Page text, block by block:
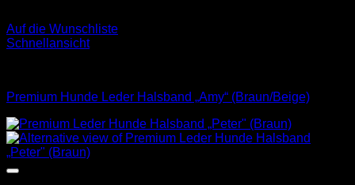
Auf die Wunschliste
Schnellansicht
Premium Hunde Leder Halsband „Amy“ (Braun/Beige)